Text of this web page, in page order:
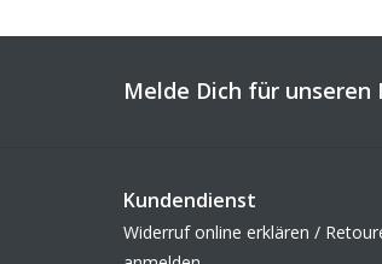
Melde Dich für
Kundendienst
Widerruf online erklären /